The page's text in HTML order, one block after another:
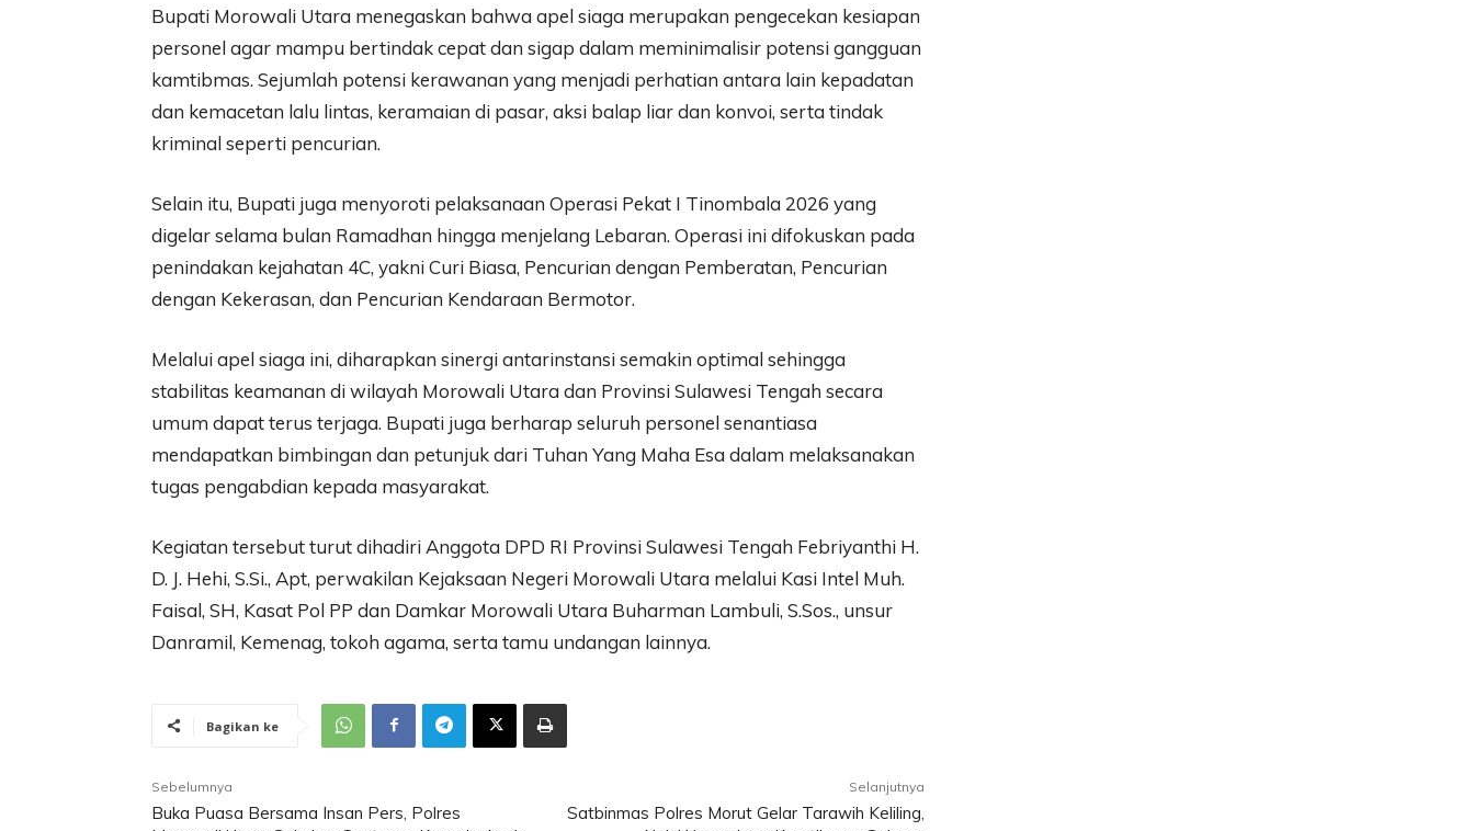
Bupati Morowali Utara menegaskan bahwa apel siaga merupakan pengecekan kesiapan
personel agar mampu bertindak cepat dan sigap dalam meminimalisir potensi gangguan
kamtibmas. Sejumlah potensi kerawanan yang menjadi perhatian antara lain kepadatan
dan kemacetan lalu lintas, keramaian di pasar, aksi balap liar dan konvoi, serta tindak
kriminal seperti pencurian.
Selain itu, Bupati juga menyoroti pelaksanaan Operasi Pekat I Tinombala 2026 yang
digelar selama bulan Ramadhan hingga menjelang Lebaran. Operasi ini difokuskan pada
penindakan kejahatan 4C, yakni Curi Biasa, Pencurian dengan Pemberatan, Pencurian
dengan Kekerasan, dan Pencurian Kendaraan Bermotor.
Melalui apel siaga ini, diharapkan sinergi antarinstansi semakin optimal sehingga
stabilitas keamanan di wilayah Morowali Utara dan Provinsi Sulawesi Tengah secara
umum dapat terus terjaga. Bupati juga berharap seluruh personel senantiasa
mendapatkan bimbingan dan petunjuk dari Tuhan Yang Maha Esa dalam melaksanakan
tugas pengabdian kepada masyarakat.
Kegiatan tersebut turut dihadiri Anggota DPD RI Provinsi Sulawesi Tengah Febriyanthi H.
D. J. Hehi, S.Si., Apt, perwakilan Kejaksaan Negeri Morowali Utara melalui Kasi Intel Muh.
Faisal, SH, Kasat Pol PP dan Damkar Morowali Utara Buharman Lambuli, S.Sos., unsur
Danramil, Kemenag, tokoh agama, serta tamu undangan lainnya.
Bagikan ke
Sebelumnya
Buka Puasa Bersama Insan Pers, Polres
Selanjutnya
Satbinmas Polres Morut Gelar Tarawih Keliling,